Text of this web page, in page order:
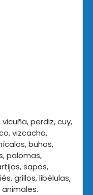
perdiz, cuy,
vizcacha,
buhos,
palomas,
sapos,
grillos, libélulas,